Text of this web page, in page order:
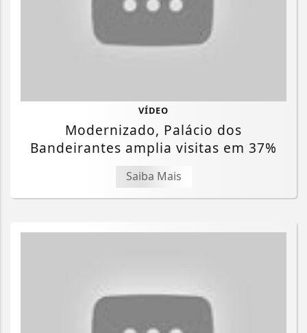
VÍDEO
Modernizado, Palácio dos
Bandeirantes amplia visitas em 37%
Saiba Mais